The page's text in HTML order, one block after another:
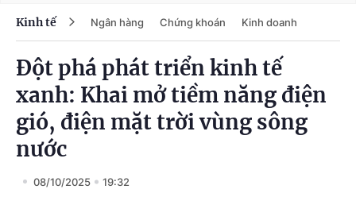
Kinh tế Ngân hàng Chứng khoán Kinh doanh
Đột phá phát triển kinh tế
xanh: Khai mở tiềm năng điện
gió, điện mặt trời vùng sông
nước
08/10/2025 19:32